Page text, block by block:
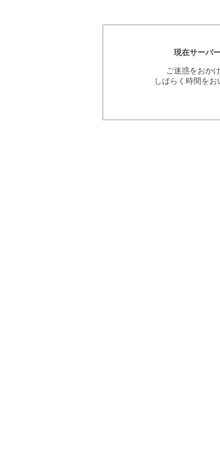
現在サーバ
ご迷惑をおか
しばらく時間を